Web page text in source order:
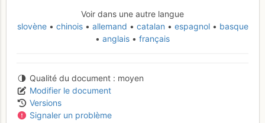
Voir dans une autre langue
slovène
chinois allemand catalan espagnol
basque
anglais
français
Qualité du document
moyen
Modifier le document
Versions
Signaler un problème